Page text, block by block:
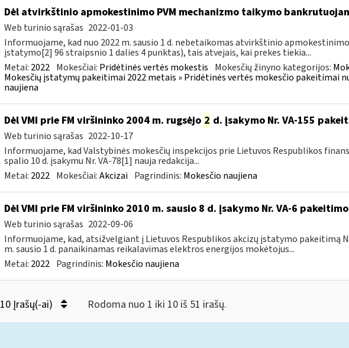
Dėl atvirkštinio apmokestinimo PVM mechanizmo taikymo
Web turinio sąrašas 2022-01-03
Informuojame, kad nuo 2022 m. sausio 1 d. nebetaikomas atvirkštinio
įstatymo[2] 96 straipsnio 1 dalies 4 punktas), tais atvejais, kai prekes tiekia...
Metai: 2022 Mokesčiai: Pridėtinės vertės mokestis Mokesčių žinyno kategorijos:
Mokesčių įstatymų pakeitimai 2022 metais » Pridėtinės vertės mokesčio pakeitimai
naujiena
Dėl VMI prie FM viršininko 2004 m. rugsėjo 2 d. įsakymo Nr. VA-155
Web turinio sąrašas 2022-10-17
Informuojame, kad Valstybinės mokesčių inspekcijos prie Lietuvos Respublikos
spalio 10 d. įsakymu Nr. VA-78[1] nauja redakcija...
Metai: 2022 Mokesčiai:Akcizai Pagrindinis: Mokesčio naujiena
Dėl VMI prie FM viršininko 2010 m. sausio 8 d. įsakymo Nr. VA-6 pakeitimo
Web turinio sąrašas 2022-09-06
Informuojame, kad, atsižvelgiant į Lietuvos Respublikos akcizų įstatymo pakeitimą
m. sausio 1 d. panaikinamas reikalavimas elektros energijos mokėtojus...
Metai: 2022 Pagrindinis: Mokesčio naujiena
10 Įrašų(-ai) Rodoma nuo 1 iki 10 iš 51 irašų.